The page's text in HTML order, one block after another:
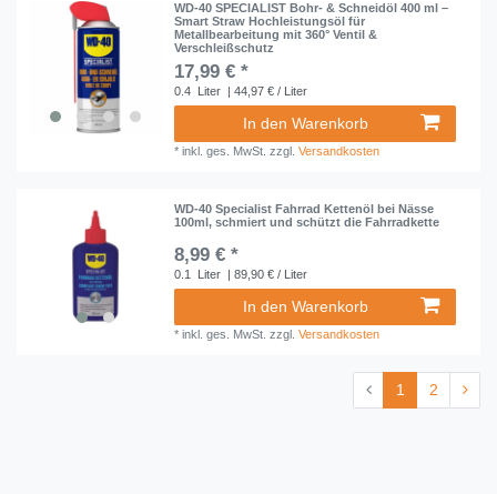
WD-40 SPECIALIST Bohr- & Schneidöl 400 ml –
Smart Straw Hochleistungsöl für
Metallbearbeitung mit 360° Ventil &
Verschleißschutz
17,99 € *
0.4 Liter | 44,97 € / Liter
In den Warenkorb
*inkl. ges. MwSt. zzgl.Versandkosten
WD-40 Specialist Fahrrad Kettenöl bei Nässe
100ml, schmiert und schützt die Fahrradkette
8,99 € *
0.1 Liter | 89,90 € / Liter
In den Warenkorb
*inkl. ges. MwSt. zzgl.Versandkosten
1 2